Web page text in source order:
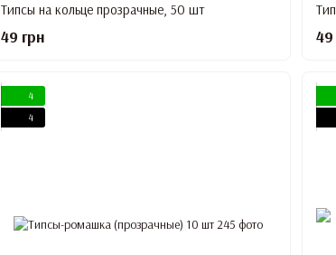
Типсы на кольце прозрачные, 50 шт
49 грн 49
4
4